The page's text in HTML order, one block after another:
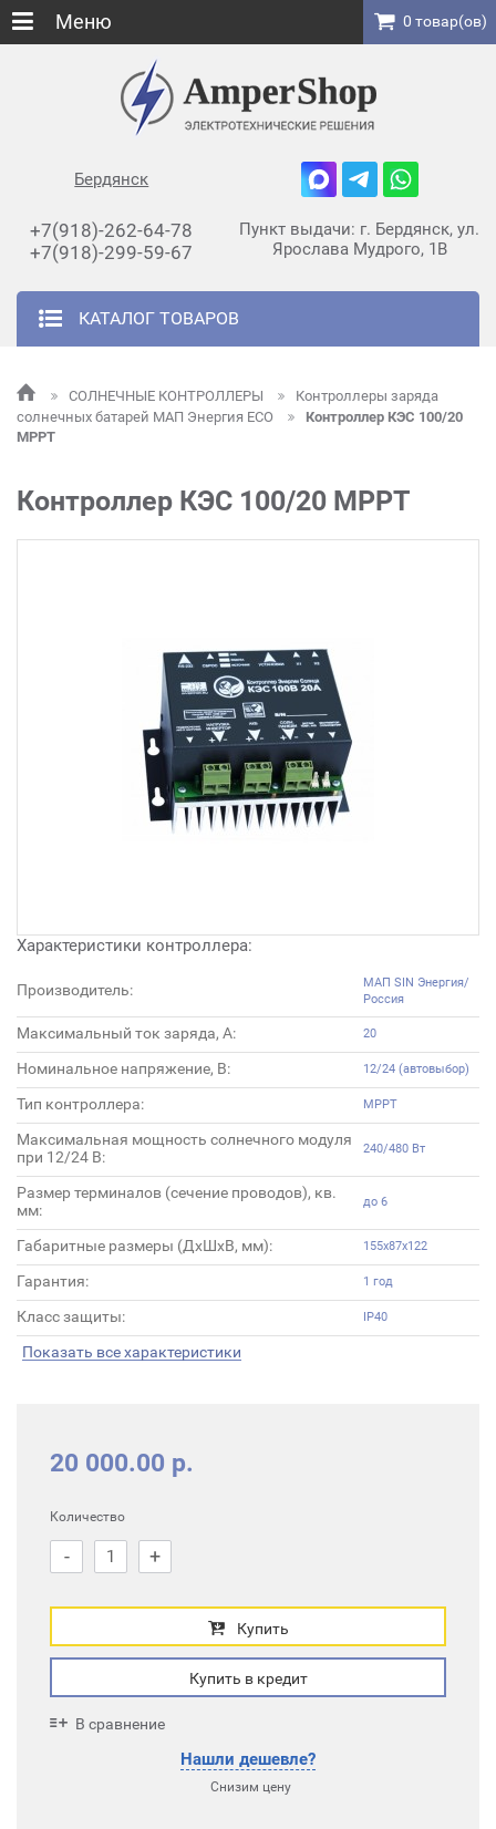
Бердянск
+7(918)-262-64-78
+7(918)-299-59-67
Пункт выдачи: г. Бердянск, ул.
Ярослава Мудрого, 1В
КАТАЛОГ ТОВАРОВ
Меню 0 товар(ов)
СОЛНЕЧНЫЕ КОНТРОЛЛЕРЫ
Контроллеры заряда
солнечных батарей МАП Энергия ECO
Контроллер КЭС 100/20
MPPT
Контроллер КЭС 100/20 MPPT
Характеристики контроллера:
Производитель:
МАП SIN Энергия/
Россия
Максимальный ток заряда, А: 20
Номинальное напряжение, В: 12/24 (автовыбор)
Тип контроллера: MPPT
Максимальная мощность солнечного модуля
при 12/24 В:
240/480 Вт
Размер терминалов (сечение проводов), кв.
мм:
до 6
Габаритные размеры (ДхШхВ, мм): 155x87x122
Гарантия: 1 год
Класс защиты: IP40
Показать все характеристики
20 000.00 р.
Количество
- +
Купить
Купить в кредит
В сравнение
Нашли дешевле?
Снизим цену